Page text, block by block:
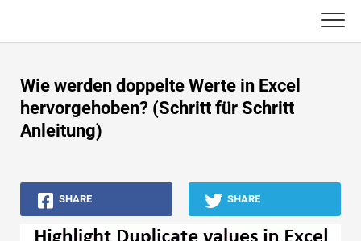
content
Buchhaltungs-Tutorials
Asset Management-Tutorials
Excel, VBA & Power BI
Investment Banking Tutorials
Wie werden doppelte Werte in Excel
hervorgehoben? (Schritt für Schritt
Anleitung)
SHARE SHARE